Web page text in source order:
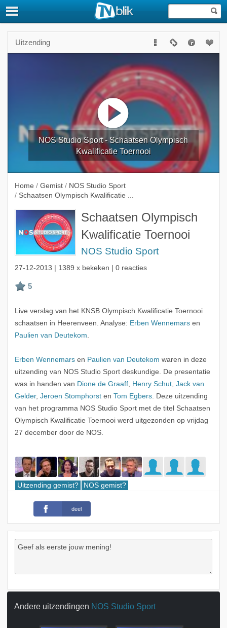
Uitzending
NOS Studio Sport - Schaatsen Olympisch
Kwalificatie Toernooi
Home / Gemist / NOS Studio Sport
/ Schaatsen Olympisch Kwalificatie ...
Schaatsen Olympisch
Kwalificatie Toernooi
NOS Studio Sport
27-12-2013 | 1389 x bekeken | 0 reacties
Live verslag van het KNSB Olympisch Kwalificatie Toernooi
schaatsen in Heerenveen. Analyse: Erben Wennemarsen
Paulien van Deutekom.
Erben Wennemarsen Paulien van Deutekom waren in deze
uitzending van NOS Studio Sport deskundige. De presentatie
was in handen van Dione de Graaff, Henry Schut, Jack van
Gelder, Jeroen Stomphorsten Tom Egbers. Deze uitzending
van het programma NOS Studio Sport met de titel Schaatsen
Olympisch Kwalificatie Toernooi werd uitgezonden op vrijdag
27 december door de NOS.
Uitzending gemist? NOS gemist?
deel
Andere uitzendingen NOS Studio Sport